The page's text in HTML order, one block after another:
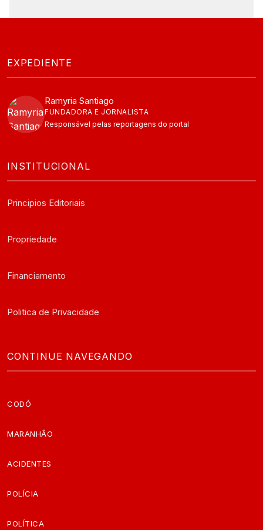
EXPEDIENTE
Ramyria Santiago
FUNDADORA E JORNALISTA
Responsável pelas reportagens do portal
INSTITUCIONAL
Principios Editoriais
Propriedade
Financiamento
Politica de Privacidade
CONTINUE NAVEGANDO
CODÓ
MARANHÃO
ACIDENTES
POLÍCIA
POLÍTICA